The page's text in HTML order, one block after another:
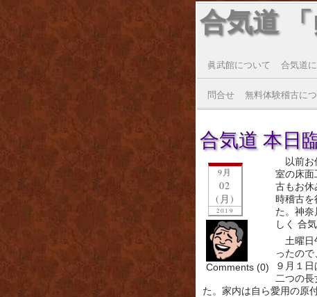
合気道
眞武館について 合気道
問合せ 無料体験稽古に
合気道 本日
9月
02
(月)
2019
Comments (0)
以前
室の床面
古もお休
時稽古を
た。神
しく 合
土曜
ったの
９月１
二つの
た。家内は自ら愛用の原